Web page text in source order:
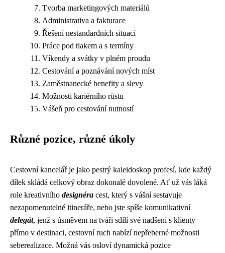
Tvorba marketingových materiálů
Administrativa a fakturace
Řešení nestandardních situací
Práce pod tlakem a s termíny
Víkendy a svátky v plném proudu
Cestování a poznávání nových míst
Zaměstnanecké benefity a slevy
Možnosti kariérního růstu
Vášeň pro cestování nutností
Různé pozice, různé úkoly
Cestovní kancelář je jako pestrý kaleidoskop profesí, kde každý
dílek skládá celkový obraz dokonalé dovolené. Ať už vás láká
role kreativního designéra cest, který s vášní sestavuje
nezapomenutelné itineráře, nebo jste spíše komunikativní
delegát, jenž s úsměvem na tváři sdílí své nadšení s klienty
přímo v destinaci, cestovní ruch nabízí nepřeberné možnosti
seberealizace. Možná vás osloví dynamická pozice